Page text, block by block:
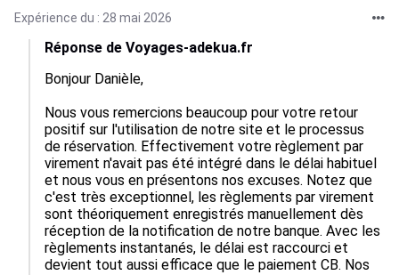
Expérience du : 28 mai 2026
Réponse de Voyages-adekua.fr
Bonjour Danièle,
Nous vous remercions beaucoup pour votre retour
positif sur l'utilisation de notre site et le processus
de réservation. Effectivement votre règlement par
virement n'avait pas été intégré dans le délai habituel
et nous vous en présentons nos excuses. Notez que
c'est très exceptionnel, les règlements par virement
sont théoriquement enregistrés manuellement dès
réception de la notification de notre banque. Avec les
règlements instantanés, le délai est raccourci et
devient tout aussi efficace que le paiement CB. Nos